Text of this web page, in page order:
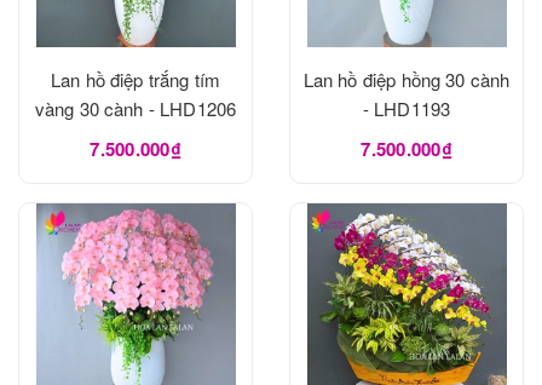
Lan hồ điệp trắng tím
vàng 30 cành - LHD1206
7.500.000₫
Lan hồ điệp hồng 30 cành
- LHD1193
7.500.000₫